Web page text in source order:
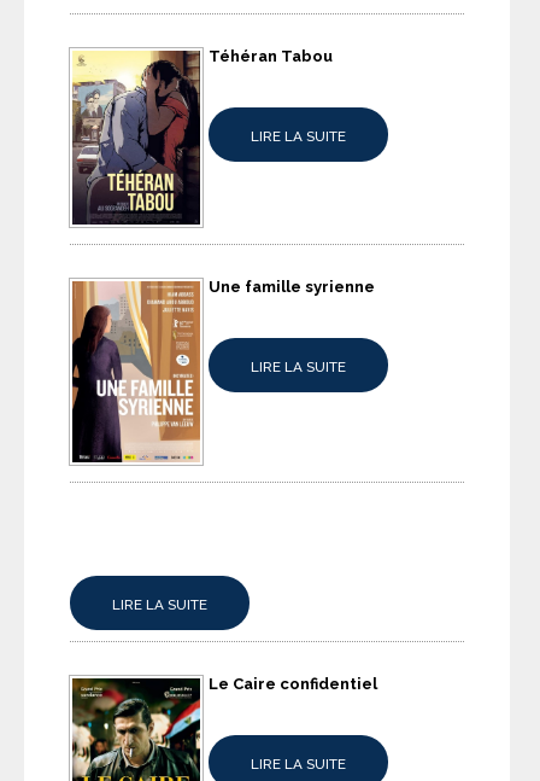
Téhéran Tabou
LIRE LA SUITE
Une famille syrienne
LIRE LA SUITE
LIRE LA SUITE
Le Caire confidentiel
LIRE LA SUITE